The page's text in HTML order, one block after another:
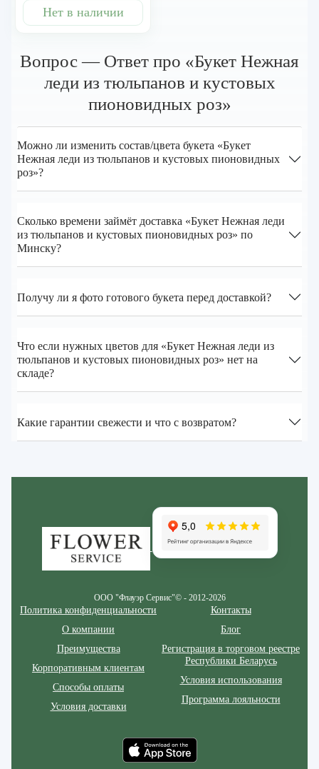
Нет в наличии
Вопрос — Ответ про «Букет Нежная
леди из тюльпанов и кустовых
пионовидных роз»
Можно ли изменить состав/цвета букета «Букет
Нежная леди из тюльпанов и кустовых пионовидных
роз»?
Сколько времени займёт доставка «Букет Нежная леди
из тюльпанов и кустовых пионовидных роз» по
Минску?
Получу ли я фото готового букета перед доставкой?
Что если нужных цветов для «Букет Нежная леди из
тюльпанов и кустовых пионовидных роз» нет на
складе?
Какие гарантии свежести и что с возвратом?
ООО "Флауэр Сервис"© - 2012-2026
Политика конфиденциальности
О компании
Преимущества
Корпоративным клиентам
Способы оплаты
Условия доставки
Контакты
Блог
Регистрация в торговом реестре
Республики Беларусь
Условия использования
Программа лояльности